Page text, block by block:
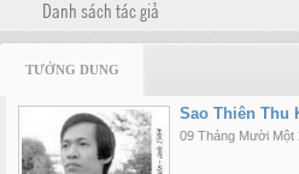
Danh sách tác giả
TƯỞNG DUNG
Sao Thiên Thu
09 Tháng Mười Một